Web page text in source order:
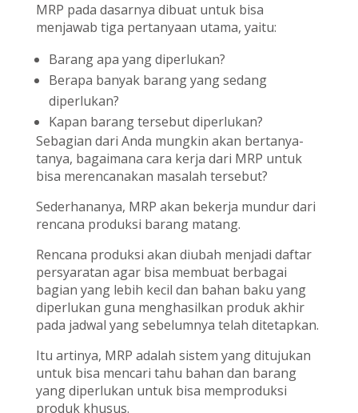
MRP pada dasarnya dibuat untuk bisa
menjawab tiga pertanyaan utama, yaitu:
Barang apa yang diperlukan?
Berapa banyak barang yang sedang
diperlukan?
Kapan barang tersebut diperlukan?
Sebagian dari Anda mungkin akan bertanya-
tanya, bagaimana cara kerja dari MRP untuk
bisa merencanakan masalah tersebut?
Sederhananya, MRP akan bekerja mundur dari
rencana produksi barang matang.
Rencana produksi akan diubah menjadi daftar
persyaratan agar bisa membuat berbagai
bagian yang lebih kecil dan bahan baku yang
diperlukan guna menghasilkan produk akhir
pada jadwal yang sebelumnya telah ditetapkan.
Itu artinya, MRP adalah sistem yang ditujukan
untuk bisa mencari tahu bahan dan barang
yang diperlukan untuk bisa memproduksi
produk khusus.